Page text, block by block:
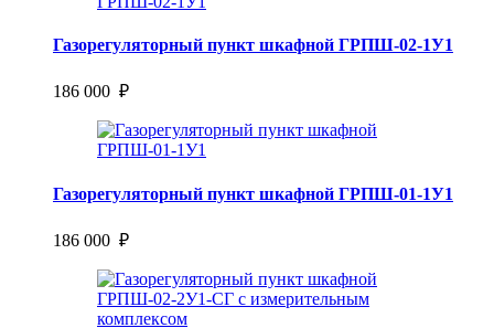
Газорегуляторный пункт шкафной ГРПШ-02-1У1
186 000 ₽
Газорегуляторный пункт шкафной ГРПШ-01-1У1
186 000 ₽